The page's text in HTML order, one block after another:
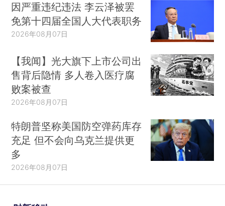
因严重违纪违法 李云泽被罢
免第十四届全国人大代表职务
2026年08月07日
【我闻】光大旗下上市公司出
售背后隐情 多人卷入医疗腐
败案被查
2026年08月07日
特朗普坚称美国防空弹药库存
充足 但不会向乌克兰提供更
多
2026年08月07日